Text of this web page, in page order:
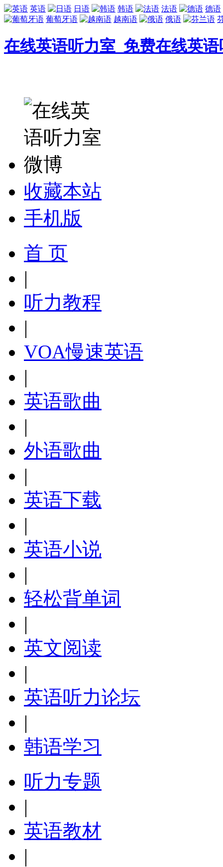
英语 日语 韩语 法语
德语
葡萄牙语
越南语 俄语
在线英语听力室_免费在线英
收藏本站
手机版
首 页
|
听力教程
|
VOA慢速英语
|
英语歌曲
|
外语歌曲
|
英语下载
|
英语小说
|
轻松背单词
|
英文阅读
|
英语听力论坛
|
韩语学习
听力专题
|
英语教材
|